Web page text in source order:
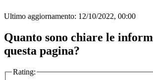
Ultimo aggiornamento: 12/10/2022, 00:00
Quanto sono chiare le
questa pagina?
Rating: